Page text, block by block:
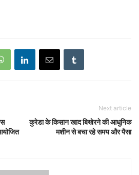
Next article
कुरेडा के किसान खाद बिखेरने की आधुनिक
मशीन से बचा रहे समय और पैसा